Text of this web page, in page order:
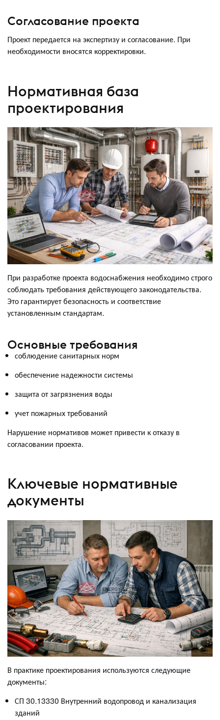
Согласование проекта
Проект передается на экспертизу и согласование. При
необходимости вносятся корректировки.
Нормативная база
проектирования
При разработке проекта водоснабжения необходимо строго
соблюдать требования действующего законодательства.
Это гарантирует безопасность и соответствие
установленным стандартам.
Основные требования
соблюдение санитарных норм
обеспечение надежности системы
защита от загрязнения воды
учет пожарных требований
Нарушение нормативов может привести к отказу в
согласовании проекта.
Ключевые нормативные
документы
В практике проектирования используются следующие
документы:
СП 30.13330 Внутренний водопровод и канализация
зданий